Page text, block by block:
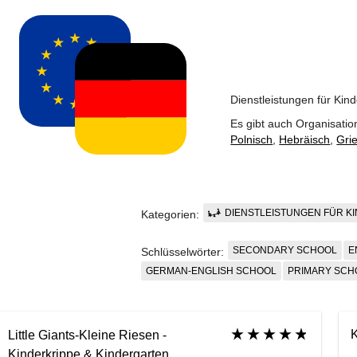
Dienstleistungen für
Es gibt auch
Polnisch
Hebräisch ,
Kategorien: DIENSTLEISTUNGEN FÜR
Schlüsselwörter: SECONDARY SCHOOL
GERMAN-ENGLISH SCHOOL
PRIMARY
Little Giants-Kleine Riesen -
Kinderkrippe & Kindergarten